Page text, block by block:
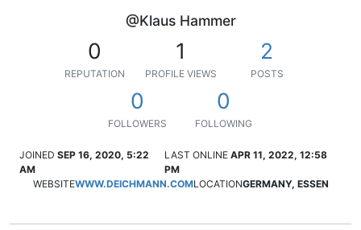
@Klaus Hammer
0
REPUTATION
1
PROFILE VIEWS
2
POSTS
0
FOLLOWERS
0
FOLLOWING
JOINED SEP 16, 2020, 5:22
AM
LAST ONLINE APR 11, 2022, 12:58
PM
WEBSITEWWW.DEICHMANN.COMLOCATIONGERMANY, ESSEN